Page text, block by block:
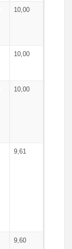
10,00
10,00
10,00
9,61
9,60